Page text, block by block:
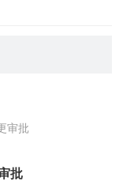
审批
批